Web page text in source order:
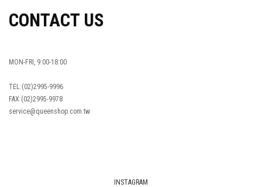
CONTACT US
MON-FRI, 9:00-18:00
TEL:(02)2995-9996
FAX:(02)2995-9978
service@queenshop.com.tw
INSTAGRAM